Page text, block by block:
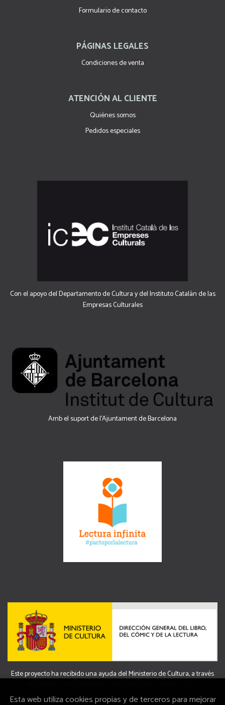
Formulario de contacto
PÁGINAS LEGALES
Condiciones de venta
ATENCIÓN AL CLIENTE
Quiénes somos
Pedidos especiales
Con el apoyo del Departamento de Cultura y del Instituto Catalán de las
Empresas Culturales
Amb el suport de l’Ajuntament de Barcelona
Este proyecto ha recibido una ayuda del Ministerio de Cultura, a través
Esta web utiliza cookies propias y de terceros para mejorar